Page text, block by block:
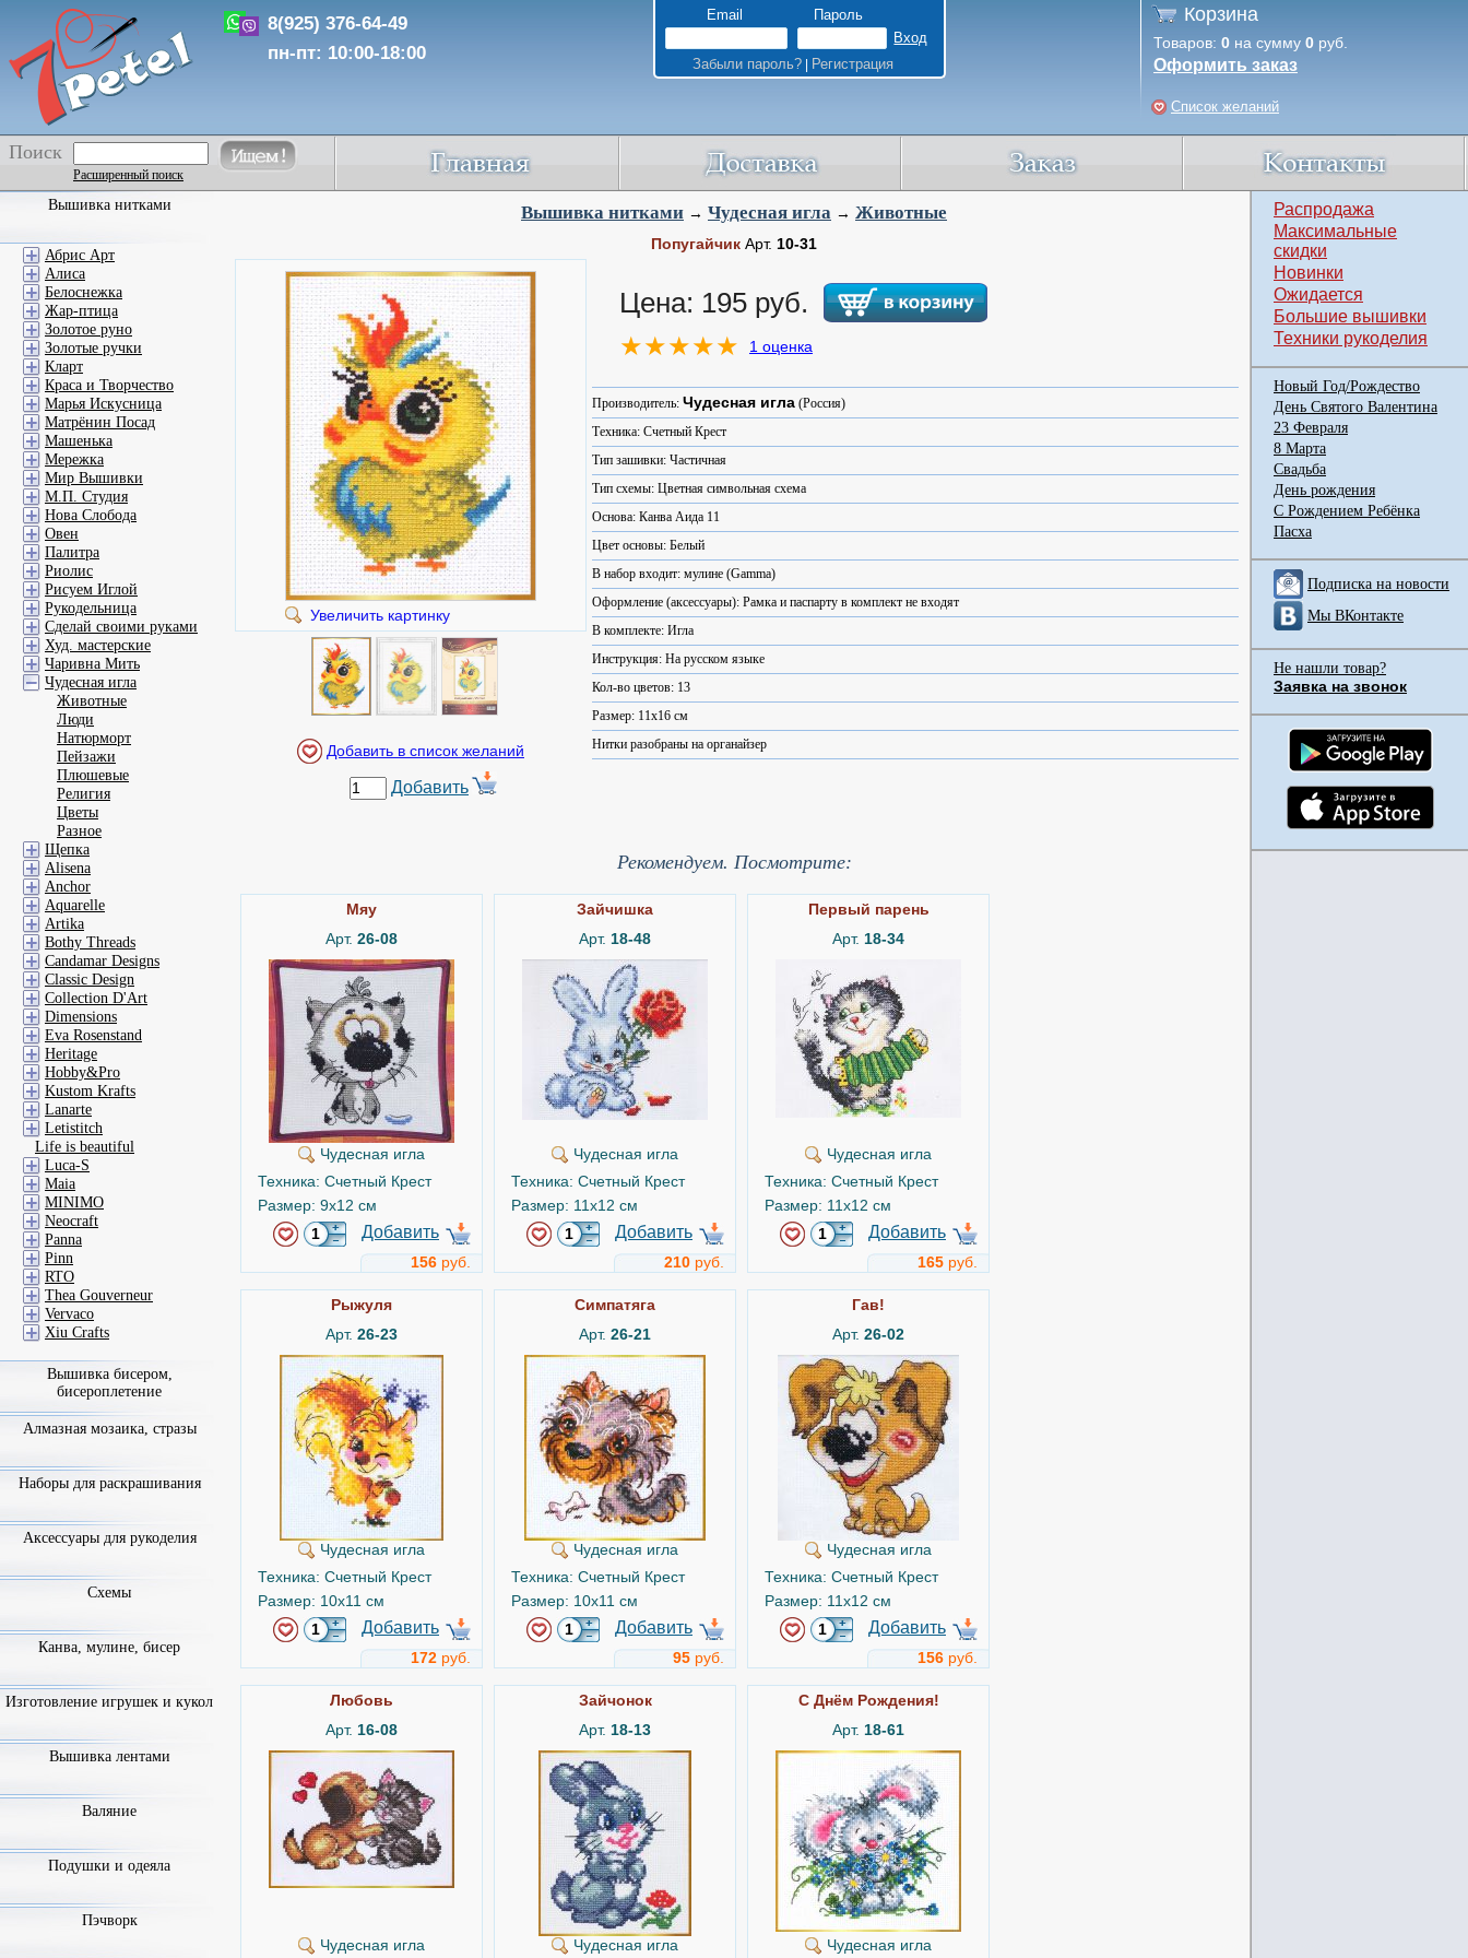
8(925) 376-64-49
пн-пт: 10:00-18:00
Email Пароль
Забыли пароль?| Регистрация
Корзина
Товаров: 0 на сумму 0 руб.
Оформить заказ
Список желаний
Поиск
Расширенный поиск
Вышивка нитками → Чудесная игла → Животные
Попугайчик Арт. 10-31
Увеличить картинку
Добавить
Цена: 195 руб.
1 оценка
Производитель: Чудесная игла (Россия)
Техника: Счетный Крест
Тип зашивки: Частичная
Тип схемы: Цветная символьная схема
Основа: Канва Аида 11
Цвет основы: Белый
В набор входит: мулине (Gamma)
Оформление (аксессуары): Рамка и паспарту в комплект не входят
В комплекте: Игла
Инструкция: На русском языке
Кол-во цветов: 13
Размер: 11x16 см
Нитки разобраны на органайзер
Рекомендуем. Посмотрите:
Мяу
Арт. 26-08
Чудесная игла
Техника: Счетный Крест
Размер: 9x12 см
Добавить
156 руб.
Зайчишка
Арт. 18-48
Чудесная игла
Техника: Счетный Крест
Размер: 11x12 см
Добавить
210 руб.
Первый парень
Арт. 18-34
Чудесная игла
Техника: Счетный Крест
Размер: 11x12 см
Добавить
165 руб.
Рыжуля
Арт. 26-23
Чудесная игла
Техника: Счетный Крест
Размер: 10x11 см
Добавить
172 руб.
Симпатяга
Арт. 26-21
Чудесная игла
Техника: Счетный Крест
Размер: 10x11 см
Добавить
95 руб.
Гав!
Арт. 26-02
Чудесная игла
Техника: Счетный Крест
Размер: 11x12 см
Добавить
156 руб.
Любовь
Арт. 16-08
Чудесная игла
Зайчонок
Арт. 18-13
Чудесная игла
С Днём Рождения!
Арт. 18-61
Чудесная игла
Вышивка нитками
Абрис Арт
Алиса
Белоснежка
Жар-птица
Золотое руно
Золотые ручки
Кларт
Краса и Творчество
Марья Искусница
Матрёнин Посад
Машенька
Мережка
Мир Вышивки
М.П. Студия
Нова Слобода
Овен
Палитра
Риолис
Рисуем Иглой
Рукодельница
Сделай своими руками
Худ. мастерские
Чаривна Мить
Чудесная игла
Животные
Люди
Натюрморт
Пейзажи
Плюшевые
Религия
Цветы
Разное
Щепка
Alisena
Anchor
Aquarelle
Artika
Bothy Threads
Candamar Designs
Classic Design
Collection D'Art
Dimensions
Eva Rosenstand
Heritage
Hobby&Pro
Kustom Krafts
Lanarte
Letistitch
Life is beautiful
Luca-S
Maia
MINIMO
Neocraft
Panna
Pinn
RTO
Thea Gouverneur
Vervaco
Xiu Crafts
Вышивка бисером,
бисероплетение
Алмазная мозаика, стразы
Наборы для раскрашивания
Аксессуары для рукоделия
Схемы
Канва, мулине, бисер
Изготовление игрушек и кукол
Вышивка лентами
Валяние
Подушки и одеяла
Пэчворк
Распродажа
Максимальные
скидки
Новинки
Ожидается
Большие вышивки
Техники рукоделия
Новый Год/Рождество
День Святого Валентина
23 Февраля
8 Марта
Свадьба
День рождения
С Рождением Ребёнка
Пасха
Подписка на новости
Мы ВКонтакте
Не нашли товар?
Заявка на звонок